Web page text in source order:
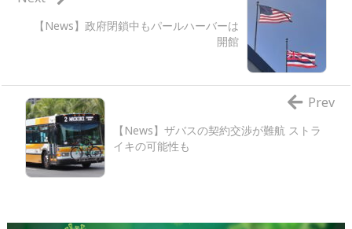
【News】政府閉鎖中もパールハーバーは
開館
【News】ザバスの契約交渉が難航 ストラ
イキの可能性も
Prev